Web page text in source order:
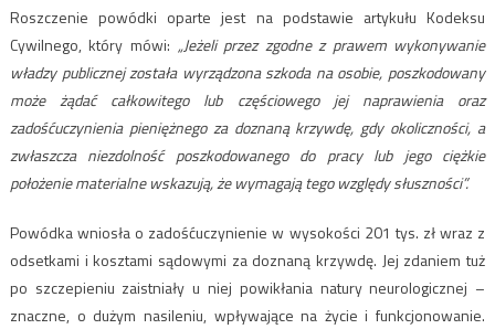
Roszczenie powódki oparte jest na podstawie artykułu Kodeksu
Cywilnego, który mówi: „Jeżeli przez zgodne z prawem wykonywanie
władzy publicznej została wyrządzona szkoda na osobie, poszkodowany
może żądać całkowitego lub częściowego jej naprawienia oraz
zadośćuczynienia pieniężnego za doznaną krzywdę, gdy okoliczności, a
zwłaszcza niezdolność poszkodowanego do pracy lub jego ciężkie
położenie materialne wskazują, że wymagają tego względy słuszności”.
Powódka wniosła o zadośćuczynienie w wysokości 201 tys. zł wraz z
odsetkami i kosztami sądowymi za doznaną krzywdę. Jej zdaniem tuż
po szczepieniu zaistniały u niej powikłania natury neurologicznej –
znaczne, o dużym nasileniu, wpływające na życie i funkcjonowanie.